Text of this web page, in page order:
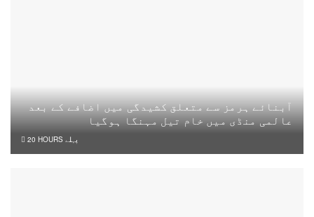
آبنائے ہرمز سے متعلق کشیدگی میں اضافے کے بعد
عالمی منڈی میں خام تیل مہنگا ہوگیا
20 HOURS پہلے